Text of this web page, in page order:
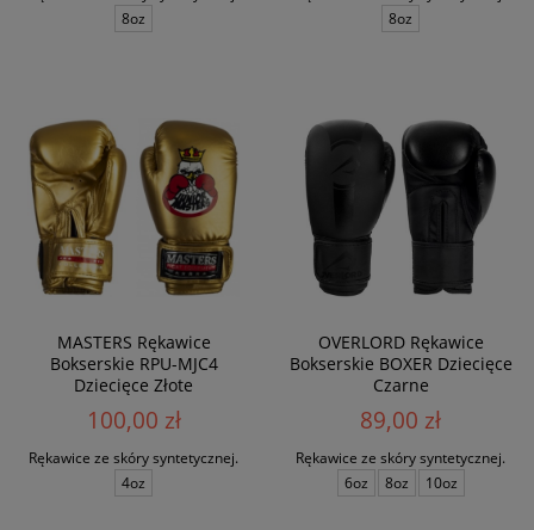
8oz
8oz
MASTERS Rękawice
Bokserskie RPU-MJC4
Dziecięce Złote
100,00 zł
Rękawice ze skóry syntetycznej.
4oz
OVERLORD Rękawice
Bokserskie BOXER Dziecięce
Czarne
89,00 zł
Rękawice ze skóry syntetycznej.
6oz
8oz 10oz